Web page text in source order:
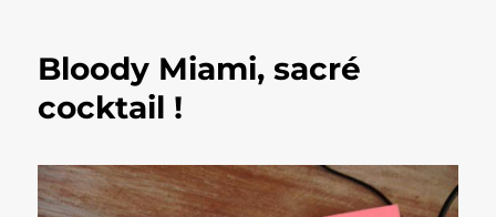
Bloody Miami, sacré
cocktail !